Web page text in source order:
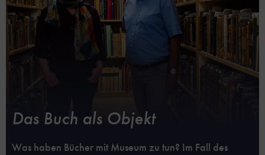
Das Buch als Objekt
Was haben Bücher mit Museum zu tun? Im Fall des